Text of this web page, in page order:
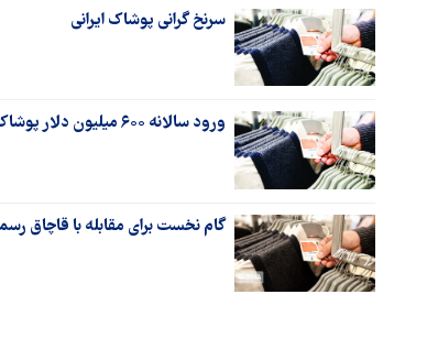
سرنخ گرانی پوشاک ایرانی
ورود سالانه ۶۰۰ میلیون دلار پوشاک قاچاق به کشور
گام نخست برای مقابله با قاچاق